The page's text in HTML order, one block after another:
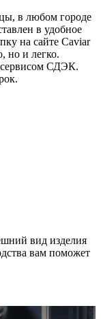
в любом городе
в удобное
на сайте Caviar
но и легко.
сервисом СДЭК.
вид изделия
вам поможет